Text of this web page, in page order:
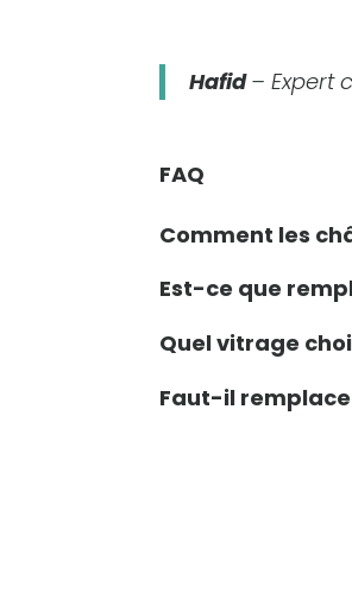
Hafid– Expert
FAQ
Comment les
Est-ce que
Quel vitrage
Faut-il